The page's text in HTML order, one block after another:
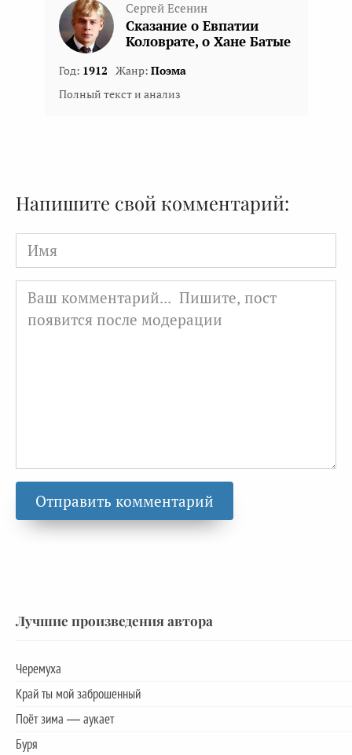
Сергей Есенин
Сказание о Евпатии
Коловрате, о Хане Батые
Год: 1912 Жанр: Поэма
Полный текст и анализ
Напишите свой комментарий:
Имя
Лучшие произведения автора
Черемуха
Край ты мой заброшенный
Поёт зима — аукает
Буря